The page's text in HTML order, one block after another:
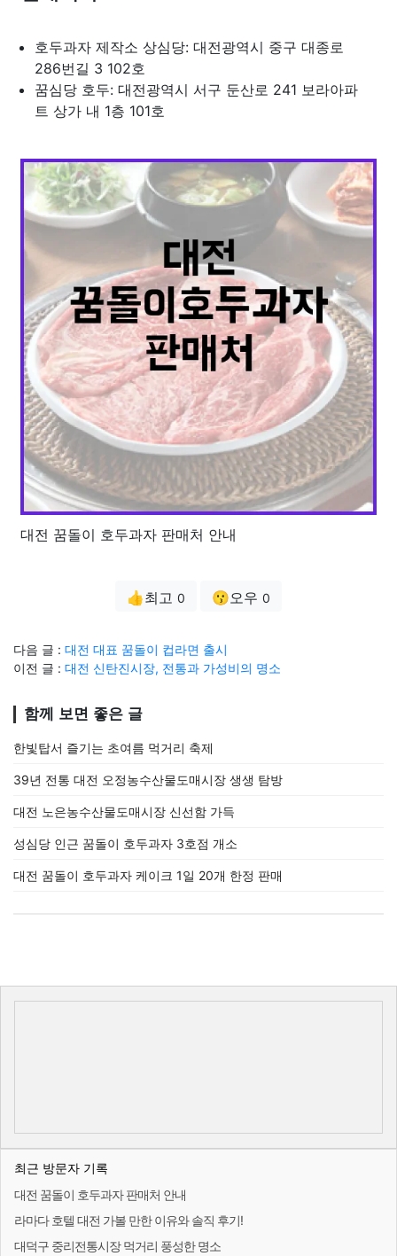
호두과자 제작소 상심당: 대전광역시 중구 대종로
286번길 3 102호
꿈심당 호두: 대전광역시 서구 둔산로 241 보라아파
트 상가 내 1층 101호
대전 꿈돌이 호두과자 판매처 안내
👍최고 0 😗오우 0
다음 글 : 대전 대표 꿈돌이 컵라면 출시
이전 글 : 대전 신탄진시장, 전통과 가성비의 명소
함께 보면 좋은 글
한빛탑서 즐기는 초여름 먹거리 축제
39년 전통 대전 오정농수산물도매시장 생생 탐방
대전 노은농수산물도매시장 신선함 가득
성심당 인근 꿈돌이 호두과자 3호점 개소
대전 꿈돌이 호두과자 케이크 1일 20개 한정 판매
최근 방문자 기록
대전 꿈돌이 호두과자 판매처 안내
라마다 호텔 대전 가볼 만한 이유와 솔직 후기!
대덕구 중리전통시장 먹거리 풍성한 명소